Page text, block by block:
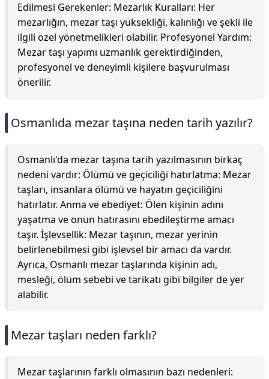
Edilmesi Gerekenler: Mezarlık Kuralları: Her
mezarlığın, mezar taşı yüksekliği, kalınlığı ve şekli ile
ilgili özel yönetmelikleri olabilir. Profesyonel Yardım:
Mezar taşı yapımı uzmanlık gerektirdiğinden,
profesyonel ve deneyimli kişilere başvurulması
önerilir.
Osmanlıda mezar taşına neden tarih yazılır?
Osmanlı'da mezar taşına tarih yazılmasının birkaç
nedeni vardır: Ölümü ve geçiciliği hatırlatma: Mezar
taşları, insanlara ölümü ve hayatın geçiciliğini
hatırlatır. Anma ve ebediyet: Ölen kişinin adını
yaşatma ve onun hatırasını ebedileştirme amacı
taşır. İşlevsellik: Mezar taşının, mezar yerinin
belirlenebilmesi gibi işlevsel bir amacı da vardır.
Ayrıca, Osmanlı mezar taşlarında kişinin adı,
mesleği, ölüm sebebi ve tarikatı gibi bilgiler de yer
alabilir.
Mezar taşları neden farklı?
Mezar taşlarının farklı olmasının bazı nedenleri: